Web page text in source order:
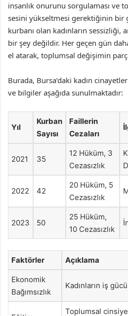
insanlık onurunu sorgulaması ve
sesini yükseltmesi gerektiğinin bir
kurbanı olan kadınların sessizliği,
bir şey değildir. Her geçen gün
el atarak, toplumsal değişimin
Burada, Bursa’daki kadın
ve bilgiler aşağıda sunulmaktadır:
Yıl
Kurban
Sayısı
Faillerin
Cezaları
2021 35
12 Hüküm, 3
Cezasızlık
2022 42
20 Hüküm, 5
Cezasızlık
2023 50
25 Hüküm,
10 Cezasızlık
Faktörler Açıklama
Ekonomik
Bağımsızlık
Kadınların iş
Toplumsal